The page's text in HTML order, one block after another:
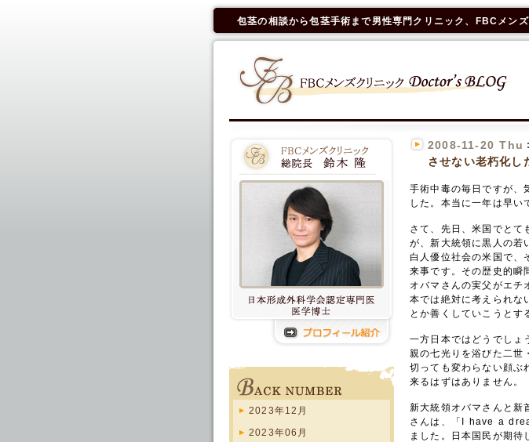
包茎の相談から包茎手術まで男性専門クリニック、FBCメン
2008-11-20 Thu
させない老朽化し
手術中毒の毎日ですが、
した。本当に一年は早い
さて、先日、米国でとて
が、新大統領に黒人の若
白人優位社会の米国で、
来事です。その歴史的瞬
オバマさんの実父がエチ
本では絶対に考えられな
とか善くしていこうとす
一方日本ではどうでしょ
親の七光りを浴びた二世
切っても変わらない顔ぶ
来るはずはありません。
新大統領オバマさんと新
さんは、「I have a
ました。日本国民が期待
2023年12月
2023年06月